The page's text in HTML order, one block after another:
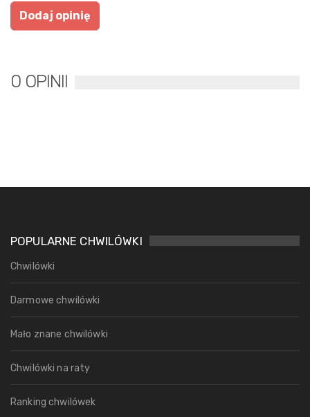
0 OPINII
POPULARNE CHWILÓWKI
Chwilówki
Darmowe chwilówki
Mało znane chwilówki
Chwilówki na raty
Ranking chwilówek